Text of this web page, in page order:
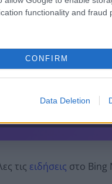
functionality and fraud
CONFIRM
Data Deletion
παράπονα,
τις ειδήσεις στο Bing